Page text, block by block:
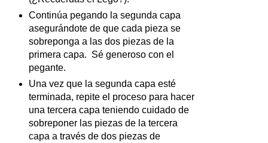
Continúa pegando la segunda capa
asegurándote de que cada pieza se
sobreponga a las dos piezas de la
primera capa. Sé generoso con el
pegante.
Una vez que la segunda capa esté
terminada, repite el proceso para hacer
una tercera capa teniendo cuidado de
sobreponer las piezas de la tercera
capa a través de dos piezas de